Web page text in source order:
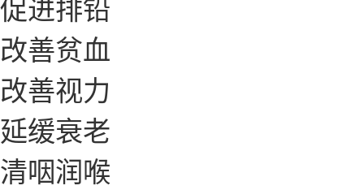
促进排铅
改善贫血
改善视力
延缓衰老
清咽润喉